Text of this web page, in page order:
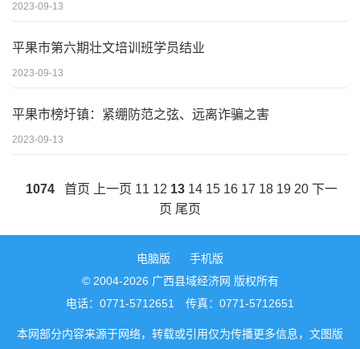
2023-09-13
平果市第六期壮文培训班学员结业
2023-09-13
平果市榜圩镇：紧绷防范之弦、远离诈骗之害
2023-09-13
1074 首页 上一页 11 12 13 14 15 16 17 18 19 20 下一
页 尾页
电脑版
手机版
© 2004-2026 广西县域经济网 版权所有
电话：0771-5712651 传真：0771-5712651
本网部分内容来源于网络，转载或引用仅为传播更多信息，文图版